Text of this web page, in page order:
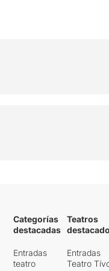
Categorías
destacadas
Entradas
teatro
Teatros
Entradas
Teatro